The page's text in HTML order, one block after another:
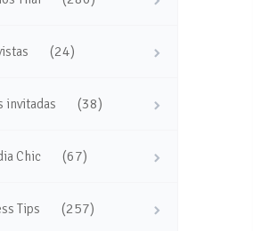
(24)
invitadas (38)
Chic (67)
Tips (257)